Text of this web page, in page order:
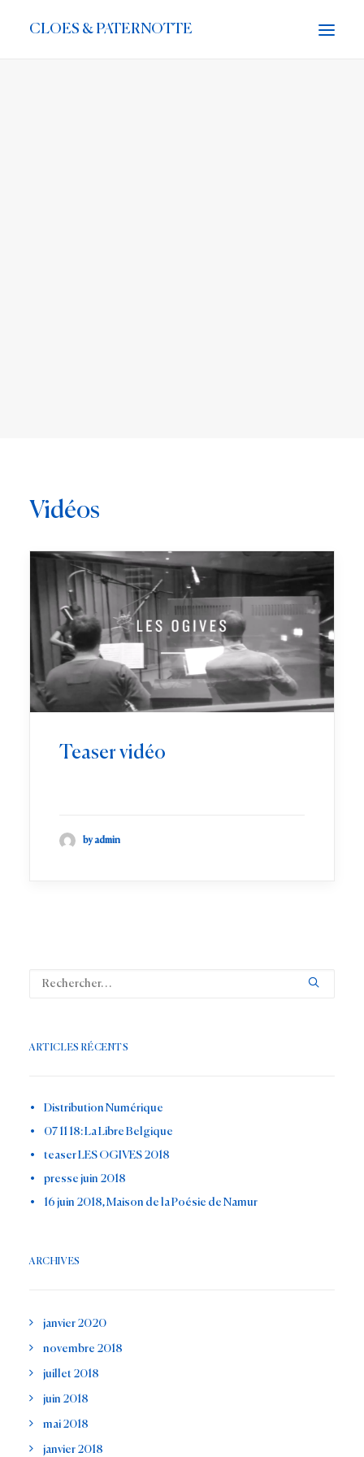
CLOES & PATERNOTTE
Vidéos
Teaser vidéo
by admin
ARTICLES RÉCENTS
Distribution Numérique
07 11 18: La Libre Belgique
teaser LES OGIVES 2018
presse juin 2018
16 juin 2018, Maison de la Poésie de Namur
ARCHIVES
janvier 2020
novembre 2018
juillet 2018
juin 2018
mai 2018
janvier 2018